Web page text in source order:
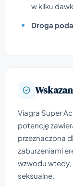
w kilku
Droga
Viagra Super
potencję
przeznaczona
zaburzeniami
wzwodu
seksualne.